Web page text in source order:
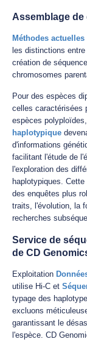
Assemblage
Méthodes
les distinctions
création de
chromosomes
Pour des espèces
celles caractérisées
espèces
haplotypique
d'informations
facilitant l'étude de
l'exploration des
haplotypiques.
des enquêtes plus
traits, l'évolution, la
recherches
Service de
de CD
Exploitation
utilise Hi-C et
typage des
excluons
garantissant le
l'espèce. CD